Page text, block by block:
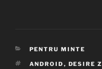
CATEGORIES
PENTRU MINTE
TAGS
ANDROID , DESIRE Z